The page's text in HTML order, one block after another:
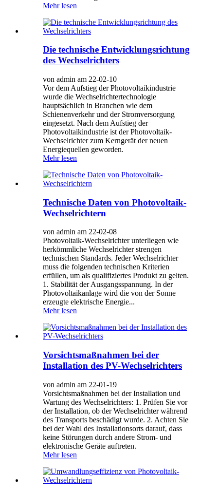
Mehr lesen
Die technische Entwicklungsrichtung
des Wechselrichters
von admin am 22-02-10
Vor dem Aufstieg der Photovoltaikindustrie
wurde die Wechselrichtertechnologie
hauptsächlich in Branchen wie dem
Schienenverkehr und der Stromversorgung
eingesetzt. Nach dem Aufstieg der
Photovoltaikindustrie ist der Photovoltaik-
Wechselrichter zum Kerngerät der neuen
Energiequellen geworden.
Mehr lesen
Technische Daten von Photovoltaik-
Wechselrichtern
von admin am 22-02-08
Photovoltaik-Wechselrichter unterliegen wie
herkömmliche Wechselrichter strengen
technischen Standards. Jeder Wechselrichter
muss die folgenden technischen Kriterien
erfüllen, um als qualifiziertes Produkt zu gelten.
1. Stabilität der Ausgangsspannung. In der
Photovoltaikanlage wird die von der Sonne
erzeugte elektrische Energie...
Mehr lesen
Vorsichtsmaßnahmen bei der
Installation des PV-Wechselrichters
von admin am 22-01-19
Vorsichtsmaßnahmen bei der Installation und
Wartung des Wechselrichters: 1. Prüfen Sie vor
der Installation, ob der Wechselrichter während
des Transports beschädigt wurde. 2. Achten Sie
bei der Wahl des Installationsorts darauf, dass
keine Störungen durch andere Strom- und
elektronische Geräte auftreten.
Mehr lesen